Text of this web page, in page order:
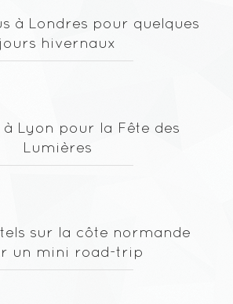
à Londres pour quelques
jours hivernaux
Lyon pour la Fête des
Lumières
sur la côte normande
un mini road-trip